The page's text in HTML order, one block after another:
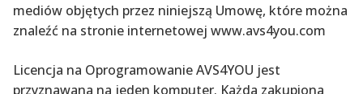
mediów objętych przez niniejszą Umowę, które można
znaleźć na stronie internetowej www.avs4you.com
Licencja na Oprogramowanie AVS4YOU jest
przyznawana na jeden komputer. Każda zakupiona